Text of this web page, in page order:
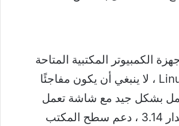
الكمبيوتر المكتبية المتاحة
لنظام التشغيل Linux ، لا ينبغي أن يكون مفاجئًا
بشكل جيد مع شاشة تعمل
باللمس. منذ الإصدار 3.14 ، دعم سطح المكتب